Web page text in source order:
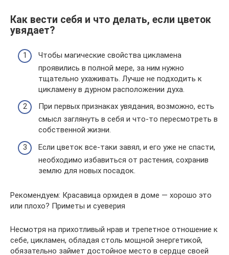
Как вести себя и что делать, если цветок
увядает?
Чтобы магические свойства цикламена
проявились в полной мере, за ним нужно
тщательно ухаживать. Лучше не подходить к
цикламену в дурном расположении духа.
При первых признаках увядания, возможно, есть
смысл заглянуть в себя и что-то пересмотреть в
собственной жизни.
Если цветок все-таки завял, и его уже не спасти,
необходимо избавиться от растения, сохранив
землю для новых посадок.
Рекомендуем: Красавица орхидея в доме — хорошо это
или плохо? Приметы и суеверия
Несмотря на прихотливый нрав и трепетное отношение к
себе, цикламен, обладая столь мощной энергетикой,
обязательно займет достойное место в сердце своей